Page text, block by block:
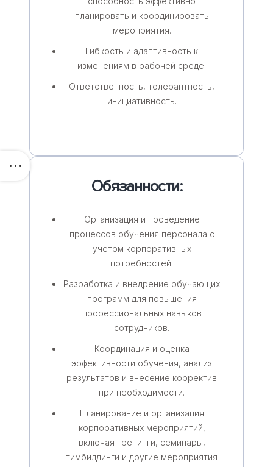
планировать и координировать
мероприятия.
Гибкость и адаптивность к
изменениям в рабочей среде.
Ответственность, толерантность,
инициативность.
Обязанности:
Организация и проведение
процессов обучения персонала с
учетом корпоративных
потребностей.
Разработка и внедрение обучающих
программ для повышения
профессиональных навыков
сотрудников.
Координация и оценка
эффективности обучения, анализ
результатов и внесение корректив
при необходимости.
Планирование и организация
корпоративных мероприятий,
включая тренинги, семинары,
тимбилдинги и другие мероприятия